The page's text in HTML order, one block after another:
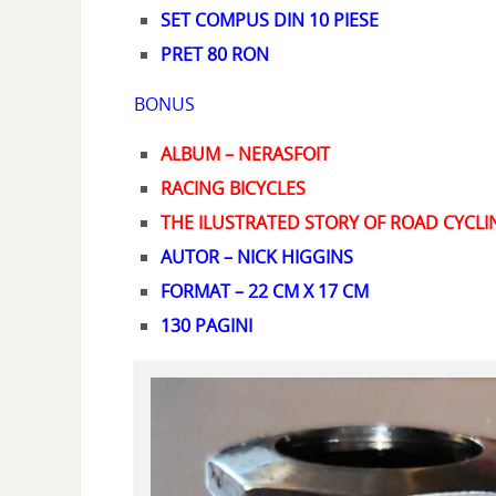
SET COMPUS DIN 10 PIESE
PRET 80 RON
BONUS
ALBUM – NERASFOIT
RACING BICYCLES
THE ILUSTRATED STORY OF ROAD
AUTOR – NICK HIGGINS
FORMAT – 22 CM X 17 CM
130 PAGINI